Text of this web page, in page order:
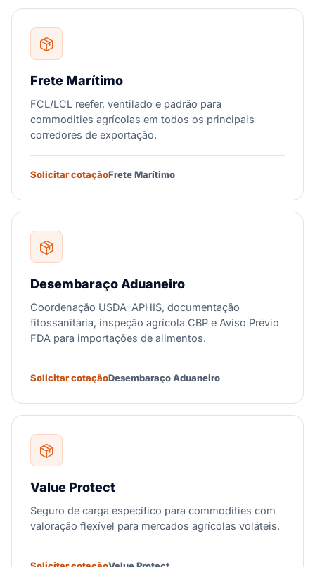
Frete Marítimo
FCL/LCL reefer, ventilado e padrão para
commodities agrícolas em todos os principais
corredores de exportação.
Solicitar cotaçãoFrete Marítimo
Desembaraço Aduaneiro
Coordenação USDA-APHIS, documentação
fitossanitária, inspeção agrícola CBP e Aviso Prévio
FDA para importações de alimentos.
Solicitar cotaçãoDesembaraço Aduaneiro
Value Protect
Seguro de carga específico para commodities com
valoração flexível para mercados agrícolas voláteis.